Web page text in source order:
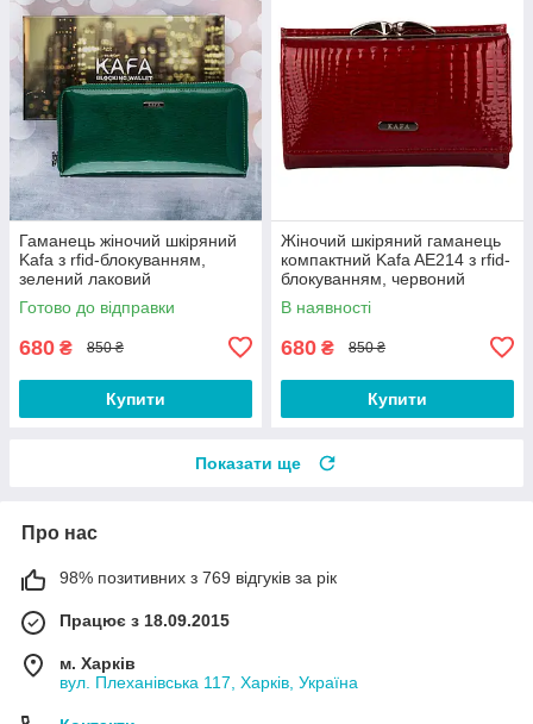
Гаманець жіночий шкіряний
Kafa з rfid-блокуванням,
зелений лаковий
Готово до відправки
680 ₴ 850 ₴
Купити
Жіночий шкіряний гаманець
компактний Kafa AE214 з rfid-
блокуванням, червоний
лаковий
В наявності
680 ₴ 850 ₴
Купити
Показати ще
Про нас
98% позитивних з 769 відгуків за рік
Працює з 18.09.2015
м. Харків
вул. Плеханівська 117, Харків, Україна